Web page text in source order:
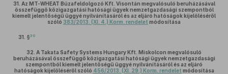
31. Az MT-WHEAT Búzafeldolgozó Kft. Visontán megvalósuló beruházásával
összefüggő közigazgatási hatósági ügyek nemzetgazdasági szempontból
kiemelt jelentőségű üggyé nyilvánításáról és az eljáró hatóságok kijelöléséről
szóló 383/2013. (XI. 4.) Korm. rendelet módosítása
31. §30
32. A Takata Safety Systems Hungary Kft. Miskolcon megvalósuló
beruházásával összefüggő közigazgatási hatósági ügyek nemzetgazdasági
szempontból kiemelt jelentőségű üggyé nyilvánításáról és az eljáró
hatóságok kijelöléséről szóló 456/2013. (XI. 29.) Korm. rendelet módosítása